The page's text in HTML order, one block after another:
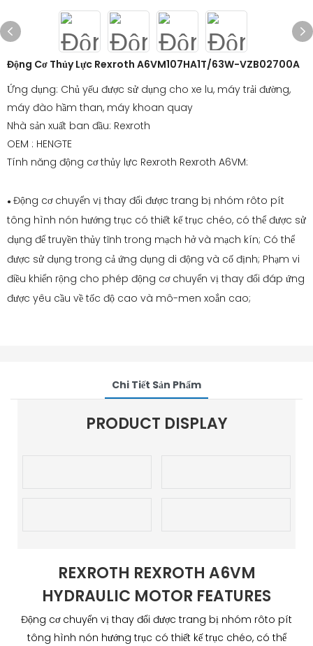
Động Cơ Thủy Lực Rexroth A6VM107HA1T/63W-VZB02700A
Ứng dụng: Chủ yếu được sử dụng cho xe lu, máy trải đường,
máy đào hầm than, máy khoan quay
Nhà sản xuất ban đầu: Rexroth
OEM : HENGTE
Tính năng động cơ thủy lực Rexroth Rexroth A6VM:
● Động cơ chuyển vị thay đổi được trang bị nhóm rôto pít
tông hình nón hướng trục có thiết kế trục chéo, có thể được sử
dụng để truyền thủy tĩnh trong mạch hở và mạch kín; Có thể
được sử dụng trong cả ứng dụng di động và cố định; Phạm vi
điều khiển rộng cho phép động cơ chuyển vị thay đổi đáp ứng
được yêu cầu về tốc độ cao và mô-men xoắn cao;
Chi Tiết Sản Phẩm
PRODUCT DISPLAY
REXROTH REXROTH A6VM
HYDRAULIC MOTOR FEATURES
Động cơ chuyển vị thay đổi được trang bị nhóm rôto pít
tông hình nón hướng trục có thiết kế trục chéo, có thể